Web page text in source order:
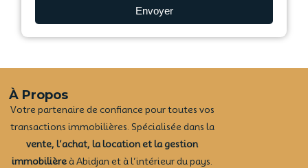
Envoyer
À Propos
Votre partenaire de confiance pour toutes vos
transactions immobilières. Spécialisée dans la
vente, l’achat, la location et la gestion
immobilière à Abidjan et à l’intérieur du pays.